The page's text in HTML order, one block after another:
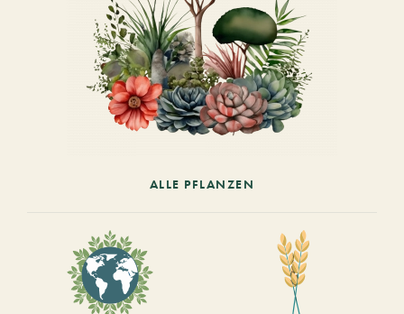
ALLE PFLANZEN